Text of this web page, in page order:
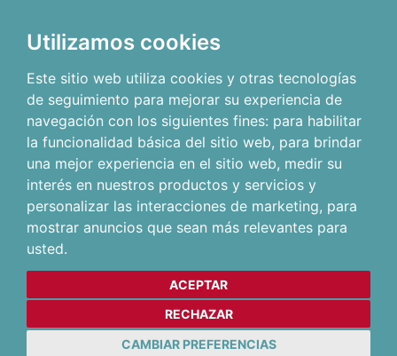
Utilizamos cookies
Este sitio web utiliza cookies y otras tecnologías
de seguimiento para mejorar su experiencia de
navegación con los siguientes fines: para habilitar
la funcionalidad básica del sitio web, para brindar
una mejor experiencia en el sitio web, medir su
interés en nuestros productos y servicios y
personalizar las interacciones de marketing, para
mostrar anuncios que sean más relevantes para
usted.
ACEPTAR
RECHAZAR
CAMBIAR PREFERENCIAS